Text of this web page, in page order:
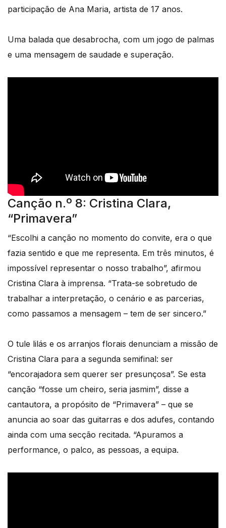
participação de Ana Maria, artista de 17 anos.
Uma balada que desabrocha, com um jogo de palmas
e uma mensagem de saudade e superação.
Canção n.º 8: Cristina Clara,
“Primavera”
“Escolhi a canção no momento do convite, era o que
fazia sentido e que me representa. Em três minutos, é
impossível representar o nosso trabalho”, afirmou
Cristina Clara à imprensa. “Trata-se sobretudo de
trabalhar a interpretação, o cenário e as parcerias,
como passamos a mensagem – tem de ser sincero.”
O tule lilás e os arranjos florais denunciam a missão de
Cristina Clara para a segunda semifinal: ser
“encorajadora sem querer ser presunçosa”. Se esta
canção “fosse um cheiro, seria jasmim”, disse a
cantautora, a propósito de “Primavera” – que se
anuncia ao soar das guitarras e dos adufes, contando
ainda com uma secção recitada. “Apuramos a
performance, o palco, as pessoas, a equipa.